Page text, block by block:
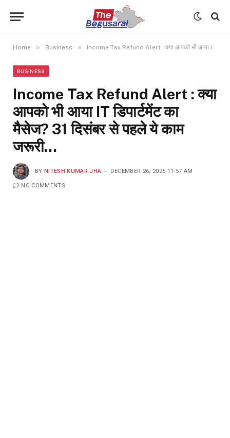
Home » Business » Income Tax Refund Alert : क्या आपको भी आया IT डिपार्टमेंट का मैसेज? 31 दिसंबर से पहले ये काम जरूरी…
BUSINESS
Income Tax Refund Alert : क्या
आपको भी आया IT डिपार्टमेंट का
मैसेज? 31 दिसंबर से पहले ये काम
जरूरी…
BY NITESH KUMAR JHA DECEMBER 26, 2025 11:57 AM
NO COMMENTS